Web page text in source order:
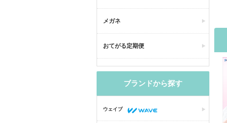
メガネ
おてがる定期便
ブランドから探す
ウェイブ